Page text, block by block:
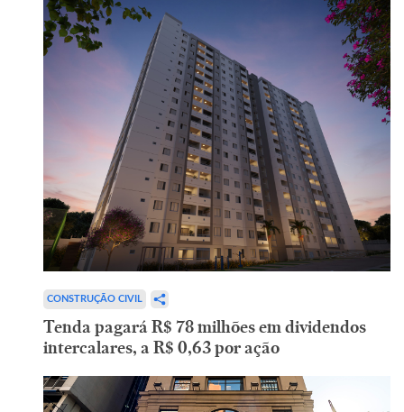
CONSTRUÇÃO CIVIL
Tenda pagará R$ 78 milhões em dividendos
intercalares, a R$ 0,63 por ação